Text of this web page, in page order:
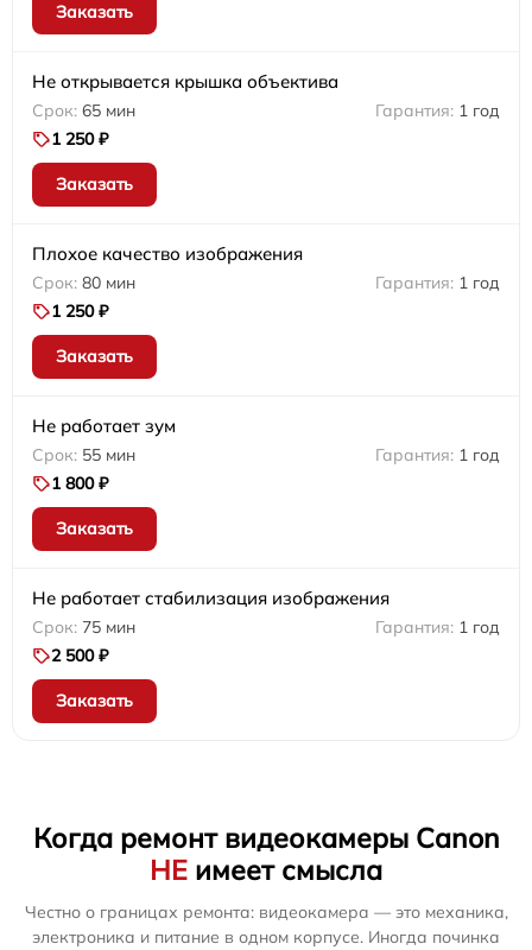
Заказать
Не открывается крышка объектива
65 мин
1 год
1 250 ₽
Заказать
Плохое качество изображения
80 мин
1 год
1 250 ₽
Заказать
Не работает зум
55 мин
1 год
1 800 ₽
Заказать
Не работает стабилизация изображения
75 мин
1 год
2 500 ₽
Заказать
Когда ремонт видеокамеры Canon
НЕ имеет смысла
Честно о границах ремонта: видеокамера — это механика,
электроника и питание в одном корпусе. Иногда починка